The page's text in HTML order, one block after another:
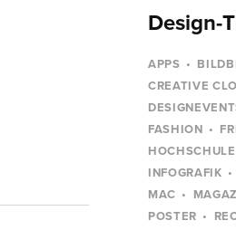
Design-
APPS
CREATIVE
FASHION
INFOGRAFIK
MAC
POSTER